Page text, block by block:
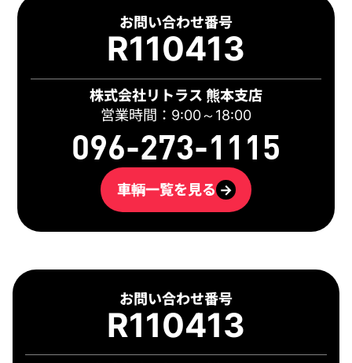
お問い合わせ番号
R110413
お問い合わせ番号
R110413
株式会社リトラス 熊本支店
営業時間：9:00～18:00
096-273-1115
車輌一覧を見る →